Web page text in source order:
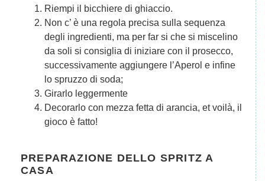
Riempi il bicchiere di ghiaccio.
Non c’ è una regola precisa sulla sequenza
degli ingredienti, ma per far si che si miscelino
da soli si consiglia di iniziare con il prosecco,
successivamente aggiungere l’Aperol e infine
lo spruzzo di soda;
Girarlo leggermente
Decorarlo con mezza fetta di arancia, et voilà, il
gioco è fatto!
PREPARAZIONE DELLO SPRITZ A
CASA